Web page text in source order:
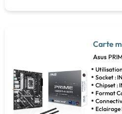
Carte
Asus
Socket :
Chipset :
Format
Eclairage